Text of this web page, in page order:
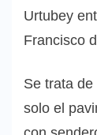
Urtubey
Francisco
Se trata
solo el